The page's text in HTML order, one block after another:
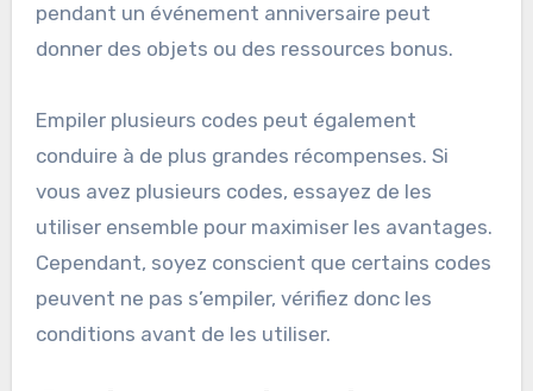
pendant un événement anniversaire peut
donner des objets ou des ressources bonus.
Empiler plusieurs codes peut également
conduire à de plus grandes récompenses. Si
vous avez plusieurs codes, essayez de les
utiliser ensemble pour maximiser les avantages.
Cependant, soyez conscient que certains codes
peuvent ne pas s’empiler, vérifiez donc les
conditions avant de les utiliser.